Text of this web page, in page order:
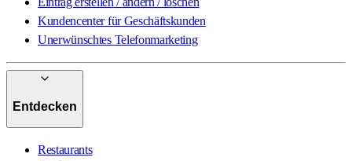
Kundencenter für Geschäftskunden
Unerwünschtes Telefonmarketing
Entdecken
Restaurants